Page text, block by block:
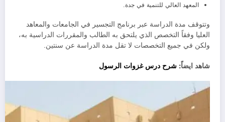
المعهد العالي للتنمية في جدة.
وتتوقف مدة الدراسة عبر برنامج التجسير في الجامعات والمعاهد
العليا وفقاً التخصص الذي يلتحق به الطالب والمقررات الدراسية به،
ولكن في جميع التخصصات لا تقل مدة الدراسة عن سنتين.
شاهد ايضاً: شرح درس غزوات الرسول